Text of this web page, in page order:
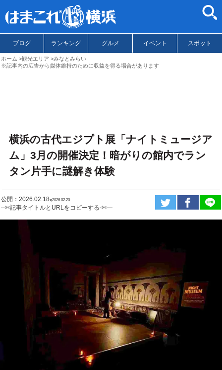
ブログ ランキング グルメ イベント スポット
ホーム 観光エリア
みなとみらい
※記事内の広告から媒体維持のために収益を得る場合があります
横浜の古代エジプト展「ナイトミュージア
ム」3月の開催決定！暗がりの館内でラン
タン片手に謎解き体験
公開：2026.02.18ಇ2026.02.20
--✄記事タイトルとURLをコピーする-✄—